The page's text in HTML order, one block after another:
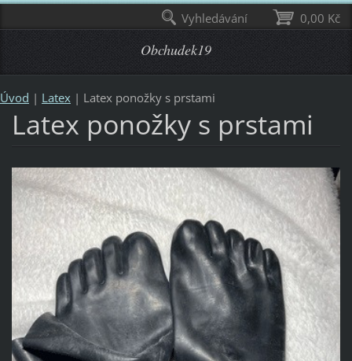
Obchudek19
Úvod | Latex | Latex ponožky s prstami
Latex ponožky s prstami
0,00 Kč
Vyhledávání